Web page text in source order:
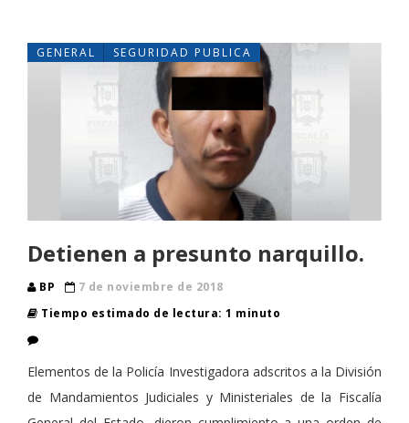
GENERAL SEGURIDAD PUBLICA
Detienen a presunto narquillo.
BP
7 de noviembre de 2018
Tiempo estimado de lectura: 1 minuto
Elementos de la Policía Investigadora adscritos a la División
de Mandamientos Judiciales y Ministeriales de la Fiscalía